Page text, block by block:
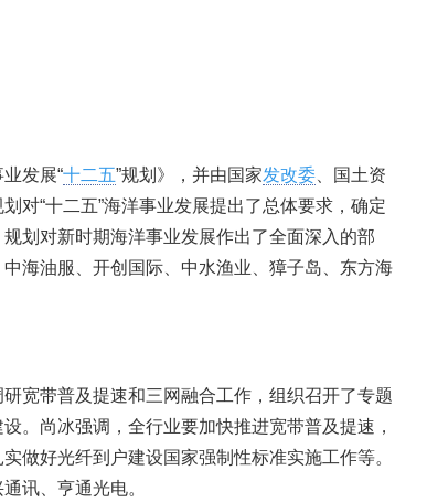
发展“十二五”规划》，并由国家发改委 、国土资
对“十二五”海洋事业发展提出了总体要求，确定
划对新时期海洋事业发展作出了全面深入的部
海油服、开创国际、中水渔业、獐子岛、东方海
宽带普及提速和三网融合工作，组织召开了专题
。尚冰强调，全行业要加快推进宽带普及提速，
做好光纤到户建设国家强制性标准实施工作等。
讯、亨通光电。